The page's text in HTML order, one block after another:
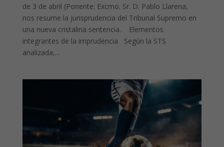
de 3 de abril (Ponente: Excmo. Sr. D. Pablo Llarena,
nos resume la jurisprudencia del Tribunal Supremo en
una nueva cristalina sentencia. Elementos
integrantes de la imprudencia Según la STS
analizada,...